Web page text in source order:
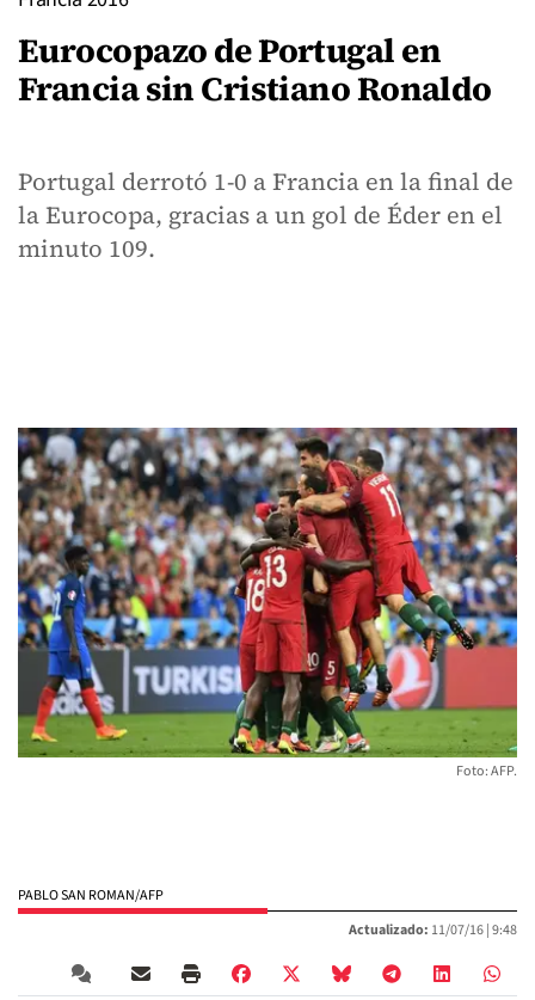
Eurocopazo de Portugal en
Francia sin Cristiano Ronaldo
Portugal derrotó 1-0 a Francia en la final de
la Eurocopa, gracias a un gol de Éder en el
minuto 109.
Foto: AFP.
PABLO SAN ROMAN/AFP
Actualizado: 11/07/16 |9:48